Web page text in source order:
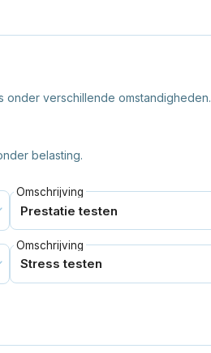
onder verschillende omstandigheden.
belasting.
Omschrijving
Omschrijving